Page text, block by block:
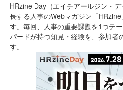
HRzine Day（エイチアールジン・
長する人事のWebマガジン「
す。毎回、人事の重要課題を1つテ
パードが持つ知見・経験を、参加者
す。